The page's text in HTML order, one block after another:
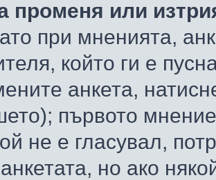
променя или
при мненията,
който ги е
анкета,
първото
не е гласувал,
но ако